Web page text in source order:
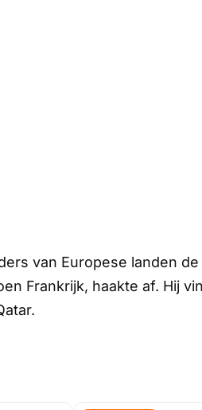
van Europese landen
Frankrijk, haakte af. Hij